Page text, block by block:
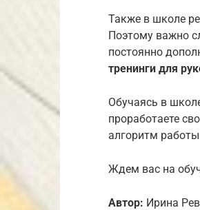
Также в школе
Поэтому важно
постоянно
тренинги для
Обучаясь в
проработаете
алгоритм
Ждем вас на
Автор: Ирина